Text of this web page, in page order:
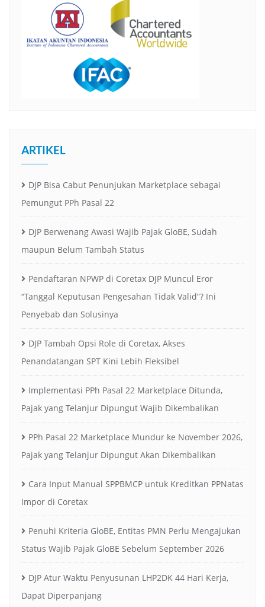
ARTIKEL
DJP Bisa Cabut Penunjukan Marketplace sebagai
Pemungut PPh Pasal 22
DJP Berwenang Awasi Wajib Pajak GloBE, Sudah
maupun Belum Tambah Status
Pendaftaran NPWP di Coretax DJP Muncul Eror
“Tanggal Keputusan Pengesahan Tidak Valid”? Ini
Penyebab dan Solusinya
DJP Tambah Opsi Role di Coretax, Akses
Penandatangan SPT Kini Lebih Fleksibel
Implementasi PPh Pasal 22 Marketplace Ditunda,
Pajak yang Telanjur Dipungut Wajib Dikembalikan
PPh Pasal 22 Marketplace Mundur ke November 2026,
Pajak yang Telanjur Dipungut Akan Dikembalikan
Cara Input Manual SPPBMCP untuk Kreditkan PPNatas
Impor di Coretax
Penuhi Kriteria GloBE, Entitas PMN Perlu Mengajukan
Status Wajib Pajak GloBE Sebelum September 2026
DJP Atur Waktu Penyusunan LHP2DK 44 Hari Kerja,
Dapat Diperpanjang